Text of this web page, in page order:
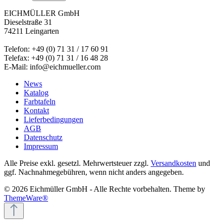
EICHMÜLLER GmbH
Dieselstraße 31
74211 Leingarten
Telefon: +49 (0) 71 31 / 17 60 91
Telefax: +49 (0) 71 31 / 16 48 28
E-Mail: info@eichmueller.com
News
Katalog
Farbtafeln
Kontakt
Lieferbedingungen
AGB
Datenschutz
Impressum
Alle Preise exkl. gesetzl. Mehrwertsteuer zzgl. Versandkosten und
ggf. Nachnahmegebühren, wenn nicht anders angegeben.
© 2026 Eichmüller GmbH - Alle Rechte vorbehalten. Theme by
ThemeWare®